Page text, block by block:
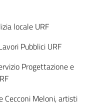
locale URF
Pubblici URF
Progettazione e
Cecconi Meloni, artisti